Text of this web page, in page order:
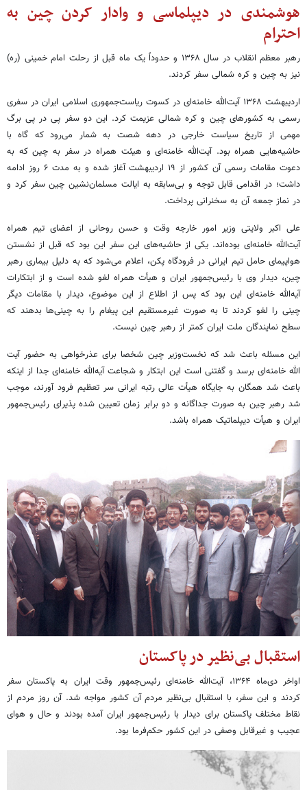
هوشمندی در دیپلماسی و وادار کردن چین به
احترام
رهبر معظم انقلاب در سال ۱۳۶۸ و حدوداً یک ماه قبل از رحلت امام خمینی (ره)
نیز به چین و کره شمالی سفر کردند.
اردیبهشت ۱۳۶۸ آیت‌الله خامنه‌ای در کسوت ریاست‌جمهوری اسلامی ایران در سفری
رسمی به کشورهای چین و کره شمالی عزیمت کرد. این دو سفر پی در پی برگ
مهمی از تاریخ سیاست خارجی در دهه شصت به شمار می‌رود که گاه با
حاشیه‌هایی همراه بود. آیت‌الله خامنه‌ای و هیئت همراه در سفر به چین که به
دعوت مقامات رسمی آن کشور از ۱۹ اردیبهشت آغاز شده و به مدت ۶ روز ادامه
داشت؛ در اقدامی قابل توجه و بی‌سابقه به ایالت مسلمان‌نشین چین سفر کرد و
در نماز جمعه آن به سخنرانی پرداخت.
علی اکبر ولایتی وزیر امور خارجه وقت و حسن روحانی از اعضای تیم همراه
آیت‌الله خامنه‌ای بوده‌اند. یکی از حاشیه‌های این سفر این بود که قبل از نشستن
هواپیمای حامل تیم ایرانی در فرودگاه پکن، اعلام می‌شود که به دلیل بیماری رهبر
چین، دیدار وی با رئیس‌جمهور ایران و هیأت همراه لغو شده است و از ابتکارات
آیه‌الله خامنه‌ای این بود که پس از اطلاع از این موضوع، دیدار با مقامات دیگر
چینی را لغو کردند تا به صورت غیرمستقیم این پیغام را به چینی‌ها بدهند که
سطح نمایندگان ملت ایران کمتر از رهبر چین نیست.
این مسئله باعث شد که نخست‌وزیر چین شخصا برای عذرخواهی به حضور آیت
الله خامنه‌ای برسد و گفتنی است این ابتکار و شجاعت آیه‌الله خامنه‌ای جدا از اینکه
باعث شد همگان به جایگاه هیأت عالی رتبه ایرانی سر تعظیم فرود آورند، موجب
شد رهبر چین به صورت جداگانه و دو برابر زمان تعیین شده پذیرای رئیس‌جمهور
ایران و هیأت دیپلماتیک همراه باشد.
استقبال بی‌نظیر در پاکستان
اواخر دی‌ماه ۱۳۶۴، آیت‌الله خامنه‌ای رئیس‌جمهور وقت ایران به پاکستان سفر
کردند و این سفر، با استقبال بی‌نظیر مردم آن کشور مواجه شد. آن روز مردم از
نقاط مختلف پاکستان برای دیدار با رئیس‌جمهور ایران آمده بودند و حال و هوای
عجیب و غیرقابل وصفی در این کشور حکم‌فرما بود.